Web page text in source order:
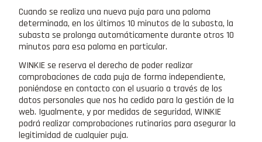
Cuando se realiza una nueva puja para una paloma
determinada, en los últimos 10 minutos de la subasta, la
subasta se prolonga automáticamente durante otros 10
minutos para esa paloma en particular.
WINKIE se reserva el derecho de poder realizar
comprobaciones de cada puja de forma independiente,
poniéndose en contacto con el usuario a través de los
datos personales que nos ha cedido para la gestión de la
web. Igualmente, y por medidas de seguridad, WINKIE
podrá realizar comprobaciones rutinarias para asegurar la
legitimidad de cualquier puja.